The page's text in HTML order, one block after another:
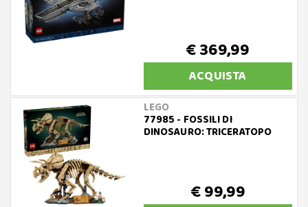
€ 369,99
ACQUISTA
LEGO
77985 - FOSSILI DI
DINOSAURO: TRICERATOPO
€ 99,99